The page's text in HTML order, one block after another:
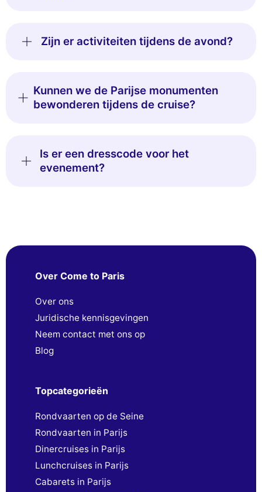
Zijn er activiteiten tijdens de avond?
Kunnen we de Parijse monumenten
bewonderen tijdens de cruise?
Is er een dresscode voor het
evenement?
Over Come to Paris
Over ons
Juridische kennisgevingen
Neem contact met ons op
Blog
Topcategorieën
Rondvaarten op de Seine
Rondvaarten in Parijs
Dinercruises in Parijs
Lunchcruises in Parijs
Cabarets in Parijs